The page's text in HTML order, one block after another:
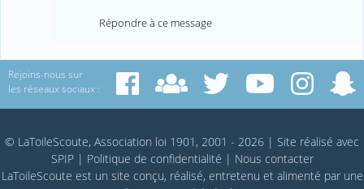
Répondre à ce message
Rejoins-nous sur
les réseaux sociaux :
© LaToileScoute, Association loi 1901, 2001 - 2026 | Site réalisé avec
SPIP| Politique de confidentialité | Nous contacter
LaToileScoute est un site conçu, réalisé, entretenu et alimenté par une